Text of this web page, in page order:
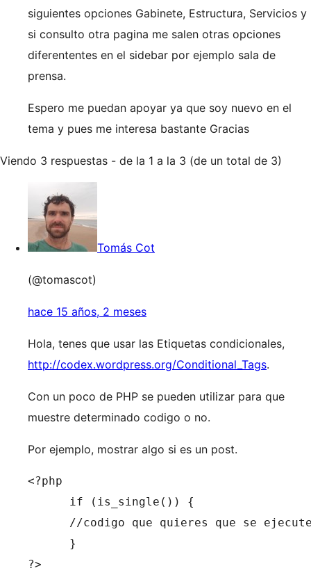
siguientes opciones Gabinete, Estructura, Servicios y
si consulto otra pagina me salen otras opciones
diferententes en el sidebar por ejemplo sala de
prensa.
Espero me puedan apoyar ya que soy nuevo en el
tema y pues me interesa bastante Gracias
Viendo 3 respuestas - de la 1 a la 3 (de un total de 3)
Tomás Cot
(@tomascot)
hace 15 años, 2 meses
Hola, tenes que usar las Etiquetas condicionales,
http://codex.wordpress.org/Conditional_Tags.
Con un poco de PHP se pueden utilizar para que
muestre determinado codigo o no.
Por ejemplo, mostrar algo si es un post.
<?php
      if (is_single()) {
//codigo que quieres que se
      }
?>